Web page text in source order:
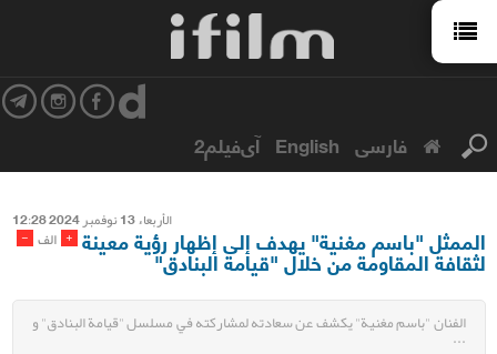
فارسی English آی‌فیلم2
الأربعاء 13 نوفمبر 2024 12:28
- الف + الممثل "باسم مغنية" يهدف إلى إظهار رؤية معينة
لثقافة المقاومة من خلال "قيامة البنادق"
الفنان "باسم مغنية" يكشف عن سعادته لمشاركته في مسلسل "قيامة البنادق" و
...